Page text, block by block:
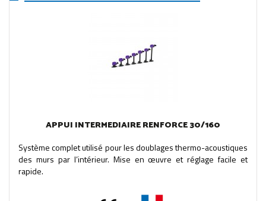
APPUI INTERMEDIAIRE RENFORCE 30/160
Système complet utilisé pour les doublages thermo-acoustiques
des murs par l’intérieur. Mise en œuvre et réglage facile et
rapide.